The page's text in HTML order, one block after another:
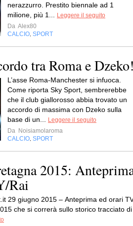
nerazzurro. Prestito biennale ad 1
milione, più 1...
Leggere il seguito
Da Alex80
CALCIO SPORT
tra Roma e
L’asse Roma-Manchester si infuoca.
Come riporta Sky Sport, sembrerebbe
che il club giallorosso abbia trovato un
accordo di massima con Dzeko sulla
base di un...
Leggere il seguito
Da Noisiamolaroma
CALCIO SPORT
2015:
Rai
29 giugno 2015 – Anteprima ed orari
che si correrà sullo storico tracciato di